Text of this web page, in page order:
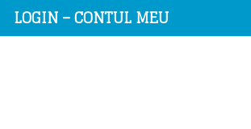
LOGIN – CONTUL MEU